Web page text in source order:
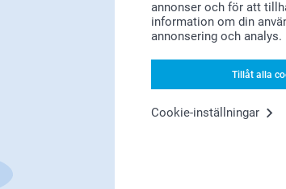
annonser och för att
information om din
annonsering och
Tillåt alla
Cookie-inställningar
Letar du efter inspiration?